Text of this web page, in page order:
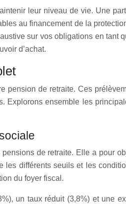
leur niveau de vie. Une
au financement de la
sur vos obligations en tant
d’achat.
pension de retraite. Ces
ensemble les
de retraite. Elle a pour
différents seuils et les
du foyer fiscal.
un taux réduit (3,8%) et une